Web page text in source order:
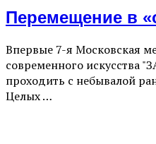
Перемещение в
Впервые 7-я Московская
современного искусства
проходить с небывалой
Целых …